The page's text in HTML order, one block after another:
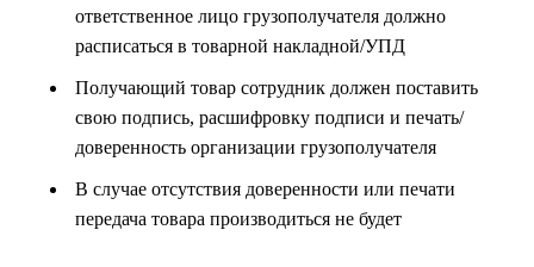
ответственное лицо грузополучателя должно
расписаться в товарной накладной/УПД
Получающий товар сотрудник должен поставить
свою подпись, расшифровку подписи и печать/
доверенность организации грузополучателя
В случае отсутствия доверенности или печати
передача товара производиться не будет